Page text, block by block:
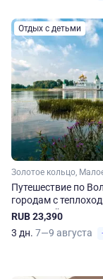
Отдых с детьми
Путешествие по
городам с
прогулкой
RUB 23,390
3 дн. 7—9 августа